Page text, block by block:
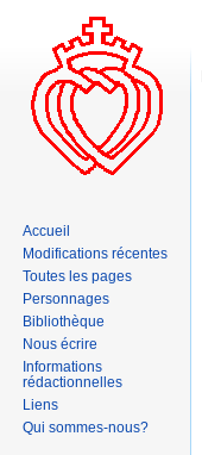
Accueil
Modifications récentes
Toutes les pages
Personnages
Bibliothèque
Nous écrire
Informations
rédactionnelles
Liens
Qui sommes-nous?